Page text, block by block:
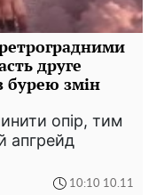
друге
бурею змін
опір, тим
апгрейд
10:10 10.11